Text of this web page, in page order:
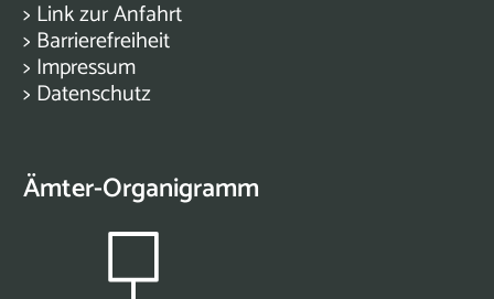
> Link zur Anfahrt
> Barrierefreiheit
> Impressum
> Datenschutz
Ämter-Organigramm